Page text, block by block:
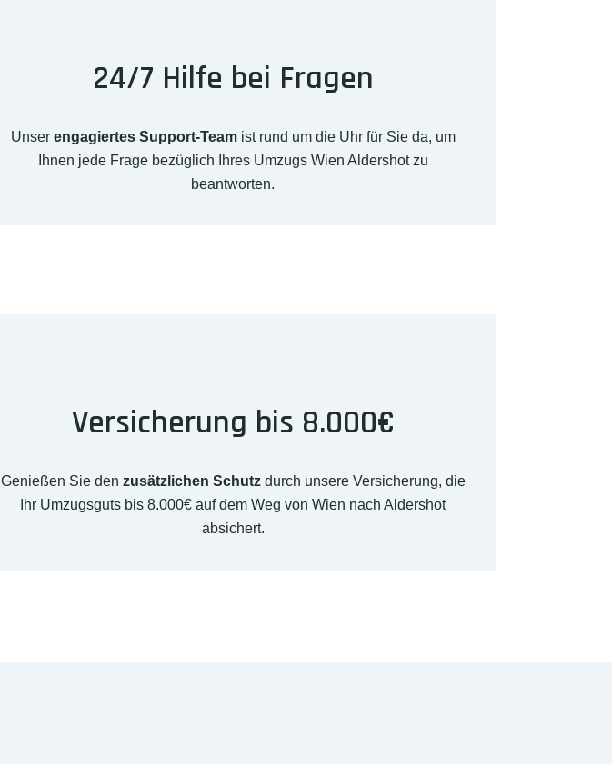
24/7 Hilfe bei Fragen
Unser engagiertes Support-Teamist rund um die Uhr für Sie da, um
Ihnen jede Frage bezüglich Ihres Umzugs Wien Aldershot zu
beantworten.
Versicherung bis 8.000€
Genießen Sie den zusätzlichen Schutzdurch unsere Versicherung, die
Ihr Umzugsguts bis 8.000€ auf dem Weg von Wien nach Aldershot
absichert.